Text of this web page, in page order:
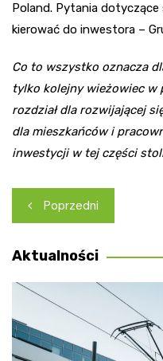
Poland. Pytania
kierować do inwestora –
Co to wszystko oznacza
tylko kolejny wieżowiec w
rozdział dla rozwijającej
dla mieszkańców i
inwestycji w tej części
Nawigacja
wpisu
Poprzedni
Aktualności